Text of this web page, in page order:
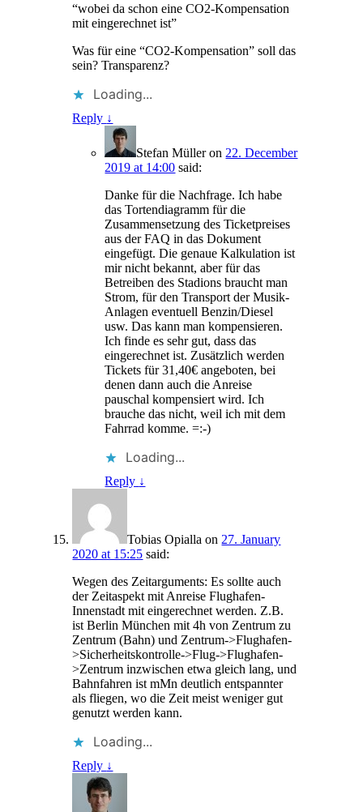
“wobei da schon eine CO2-Kompensation
mit eingerechnet ist”
Was für eine “CO2-Kompensation” soll das
sein? Transparenz?
Loading...
Reply ↓
Stefan Mülleron 22. December
2019 at 14:00 said:
Danke für die Nachfrage. Ich habe
das Tortendiagramm für die
Zusammensetzung des Ticketpreises
aus der FAQ in das Dokument
eingefügt. Die genaue Kalkulation ist
mir nicht bekannt, aber für das
Betreiben des Stadions braucht man
Strom, für den Transport der Musik-
Anlagen eventuell Benzin/Diesel
usw. Das kann man kompensieren.
Ich finde es sehr gut, dass das
eingerechnet ist. Zusätzlich werden
Tickets für 31,40€ angeboten, bei
denen dann auch die Anreise
pauschal kompensiert wird. Ich
brauche das nicht, weil ich mit dem
Fahrrad komme. =:-)
Loading...
Reply ↓
Tobias Opialla on 27. January
2020 at 15:25 said:
Wegen des Zeitarguments: Es sollte auch
der Zeitaspekt mit Anreise Flughafen-
Innenstadt mit eingerechnet werden. Z.B.
ist Berlin München mit 4h von Zentrum zu
Zentrum (Bahn) und Zentrum->Flughafen-
>Sicherheitskontrolle->Flug->Flughafen-
>Zentrum inzwischen etwa gleich lang, und
Bahnfahren ist mMn deutlich entspannter
als fliegen, wo die Zeit meist weniger gut
genutzt werden kann.
Loading...
Reply ↓